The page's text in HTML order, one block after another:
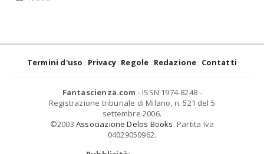
Termini d'uso Privacy Regole Redazione Contatti
Fantascienza.com - ISSN 1974-8248 -
Registrazione tribunale di Milano, n. 521 del 5
settembre 2006.
©2003 Associazione Delos Books. Partita Iva
04029050962.